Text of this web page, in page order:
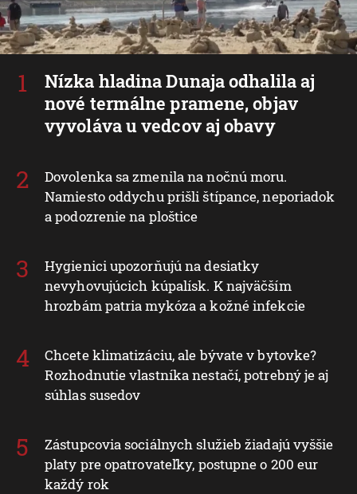
Nízka hladina Dunaja odhalila aj
nové termálne pramene, objav
vyvoláva u vedcov aj obavy
Dovolenka sa zmenila na nočnú moru.
Namiesto oddychu prišli štípance, neporiadok
a podozrenie na ploštice
Hygienici upozorňujú na desiatky
nevyhovujúcich kúpalísk. K najväčším
hrozbám patria mykóza a kožné infekcie
Chcete klimatizáciu, ale bývate v bytovke?
Rozhodnutie vlastníka nestačí, potrebný je aj
súhlas susedov
Zástupcovia sociálnych služieb žiadajú vyššie
platy pre opatrovateľky, postupne o 200 eur
každý rok